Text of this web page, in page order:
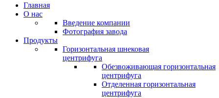
Главная
О нас
Введение компании
Фотография завода
Продукты
Горизонтальная шнековая
центрифуга
Обезвоживающая горизонтальная
центрифуга
Отделенная горизонтальная
центрифуга